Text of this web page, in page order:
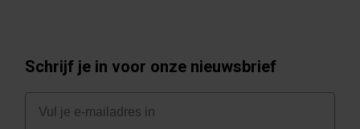
Schrijf je in voor onze nieuwsbrief
E-mail